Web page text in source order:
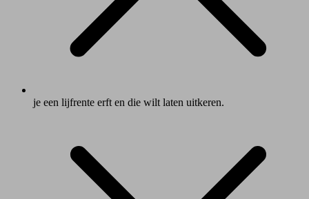
je een lijfrente erft en die wilt laten uitkeren.